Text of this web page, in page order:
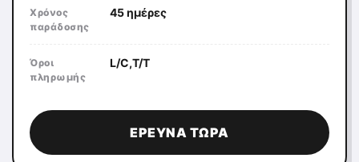
Χρόνος
παράδοσης
45 ημέρες
Όροι
πληρωμής
L/C,T/T
ΈΡΕΥΝΑ ΤΏΡΑ